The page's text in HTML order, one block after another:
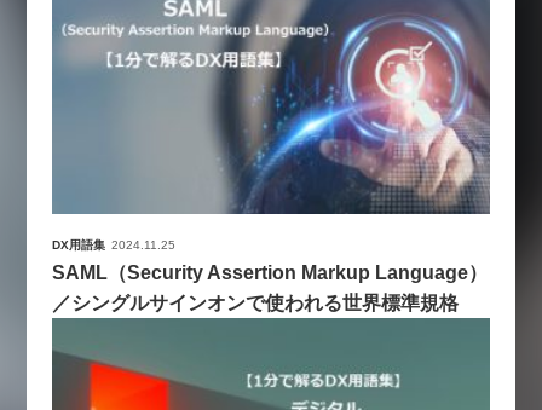
DX用語集 2024.11.25
SAML（Security Assertion Markup Language）
／シングルサインオンで使われる世界標準規格